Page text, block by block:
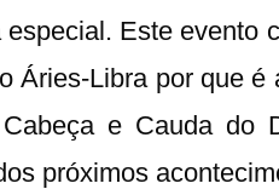
Este evento
Áries-Libra por que
e Cauda do
próximos